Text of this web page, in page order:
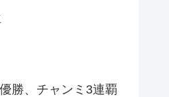
勝、チャンミ3連覇